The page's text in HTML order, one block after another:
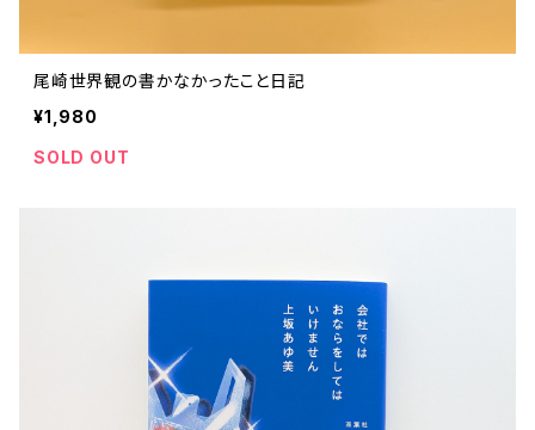
尾崎世界観の書かなかったこと日記
¥1,980
SOLD OUT